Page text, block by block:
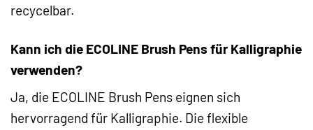
recycelbar.
Kann ich die ECOLINE Brush Pens für Kalligraphie
verwenden?
Ja, die ECOLINE Brush Pens eignen sich
hervorragend für Kalligraphie. Die flexible